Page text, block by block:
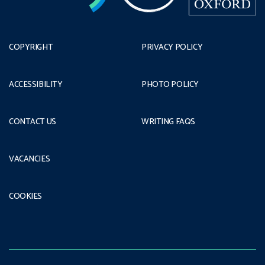
COPYRIGHT
ACCESSIBILITY
CONTACT US
PRIVACY POLICY
PHOTO POLICY
WRITING FAQS
VACANCIES
COOKIES